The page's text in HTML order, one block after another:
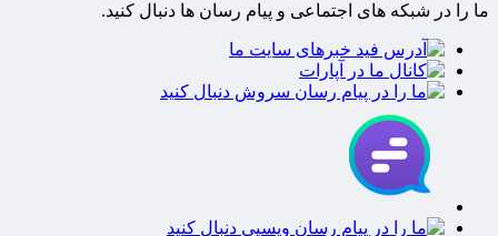
ما را در شبکه های اجتماعی و پیام رسان ها دنبال کنید.